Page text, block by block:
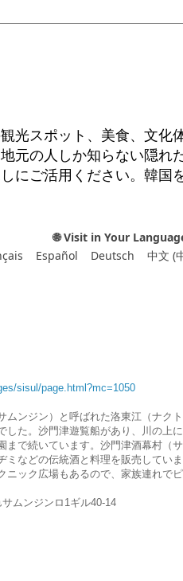
光スポット、美食、文化
元の人しか知らない隠れ
にご活用ください。韓国
🌐 Visit in Your
Español Deutsch 中文 (
sisul/page.html?mc=1050
ムンジン）と呼ばれた洛東江（ナク
た。沙門津遊覧船があり、川の上
まで続いています。沙門津酒幕村（
ミなどの伝統酒と料理を販売してい
ック広場もあるので、家族連れで
ムンジンロ1ギル40-14